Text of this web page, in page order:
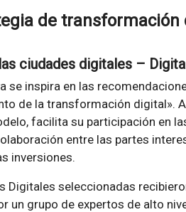
de
ciudades digitales –
se inspira en las
de la transformación digital».
facilita su participación en
entre las partes
inversiones.
Digitales seleccionadas
un grupo de expertos de alto